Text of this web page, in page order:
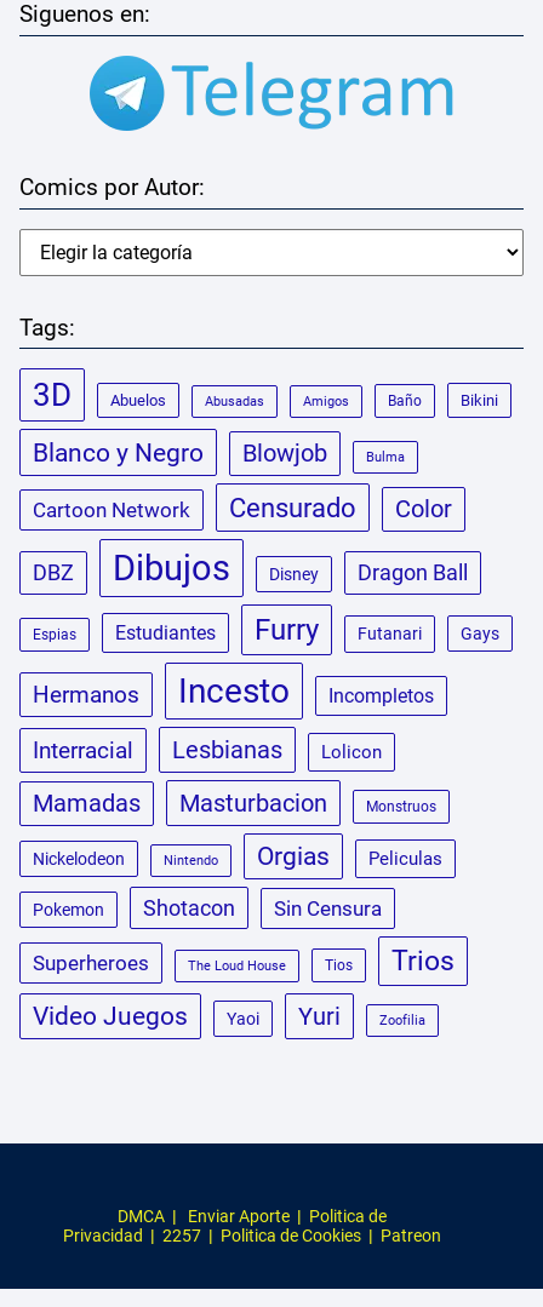
Siguenos en:
Comics por Autor:
Tags:
3D Abuelos Abusadas Amigos Baño Bikini
Blanco y Negro Blowjob Bulma
Cartoon Network Censurado Color
DBZ Dibujos Disney Dragon Ball
Espias Estudiantes Furry Futanari Gays
Hermanos Incesto Incompletos
Interracial Lesbianas Lolicon
Mamadas Masturbacion Monstruos
Nickelodeon Nintendo Orgias Peliculas
Pokemon Shotacon Sin Censura
Superheroes The Loud House Tios Trios
Video Juegos Yaoi Yuri Zoofilia
DMCA | Enviar Aporte | Politica de
Privacidad | 2257 | Politica de Cookies | Patreon